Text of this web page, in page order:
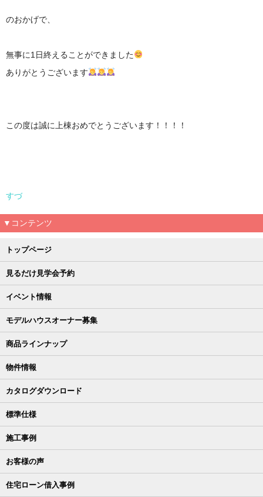
のおかげで、
無事に1日終えることができました
ありがとうございます
この度は誠に上棟おめでとうございます！！！！
すづ
▼コンテンツ
トップページ
見るだけ見学会予約
イベント情報
モデルハウスオーナー募集
商品ラインナップ
物件情報
カタログダウンロード
標準仕様
施工事例
お客様の声
住宅ローン借入事例